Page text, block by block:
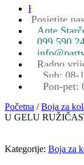
Kontakt
Posjetite
Ante
099 590
Radno
Sub: 08-
Pon-pet:
Početna /Boja za
U GELU
Kategorije: Boja za